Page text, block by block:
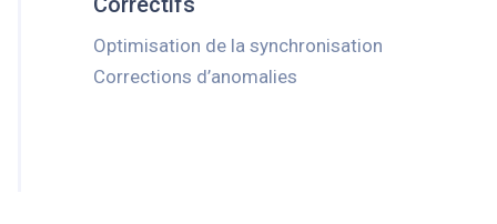
Optimisation de la synchronisation
Corrections d’anomalies